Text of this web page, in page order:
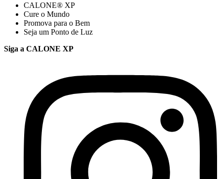
CALONE® XP
Cure o Mundo
Promova para o Bem
Seja um Ponto de Luz
Siga a CALONE XP